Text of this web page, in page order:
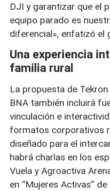
DJI y garantizar que el
equipo parado es
diferencial», enfatizó el
Una experiencia
familia rural
La propuesta de
BNA también incluirá
vinculación e
formatos corporativos
diseñado para el
habrá charlas en los
Vuela y Agroactiva
en “Mujeres Activas”